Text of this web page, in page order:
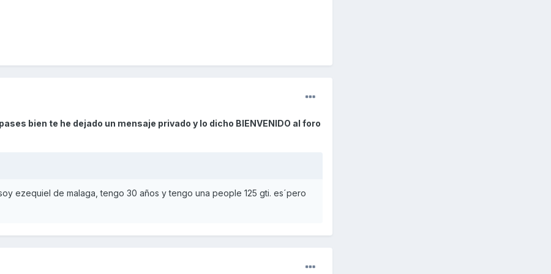
bien te he dejado un mensaje privado y lo dicho BIENVENIDO al foro
ezequiel de malaga, tengo 30 años y tengo una people 125 gti. es´pero